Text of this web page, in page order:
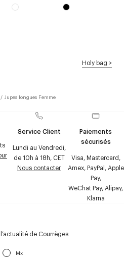
Holy bag >
/ Jupes longues Femme
Service Client
Lundi au Vendredi,
de 10h à 18h, CET
Nous contacter
Paiements
sécurisés
Visa, Mastercard,
Amex, PayPal, Apple
Pay,
WeChat Pay, Alipay,
Klarna
de Courrèges
Mx